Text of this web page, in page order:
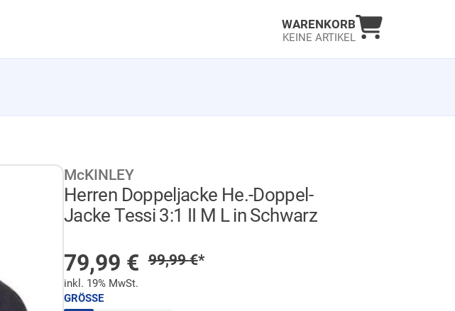
WARENKORB
KEINE ARTIKEL
Warenkorb
McKINLEY
Herren Doppeljacke He.-Doppel-
Jacke Tessi 3:1 II M L in Schwarz
Sonderpreis
79,99 € Regulärer Preis
99,99€*
inkl. 19% MwSt.
GRÖSSE